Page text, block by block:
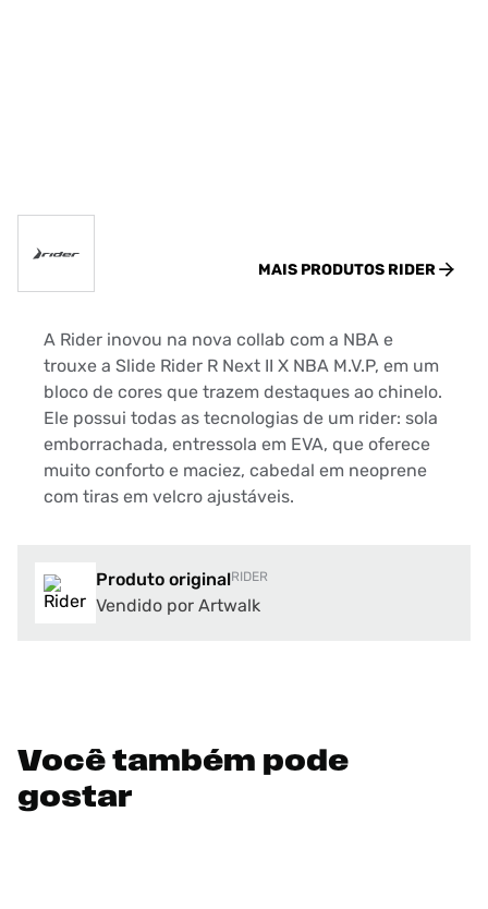
MAIS PRODUTOS RIDER
A Rider inovou na nova collab com a NBA e
trouxe a Slide Rider R Next II X NBA M.V.P, em um
bloco de cores que trazem destaques ao chinelo.
Ele possui todas as tecnologias de um rider: sola
emborrachada, entressola em EVA, que oferece
muito conforto e maciez, cabedal em neoprene
com tiras em velcro ajustáveis.
Produto originalRIDER
Vendido por Artwalk
Você também pode
gostar